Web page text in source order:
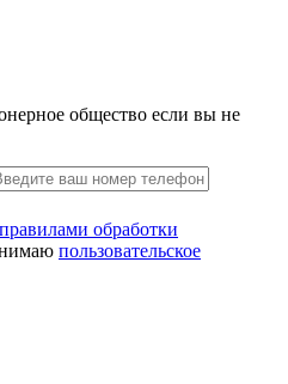
общество если вы не
обработки
пользовательское